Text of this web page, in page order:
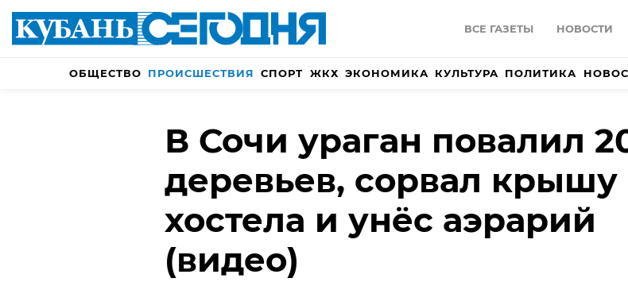
ВСЕ ГАЗЕТЫ НОВОСТИ
ОБЩЕСТВО ПРОИСШЕСТВИЯ СПОРТ ЖКХ ЭКОНОМИКА КУЛЬТУРА ПОЛИТИКА
В Сочи ураган повалил
деревьев, сорвал крышу
хостела и унёс аэрарий
(видео)